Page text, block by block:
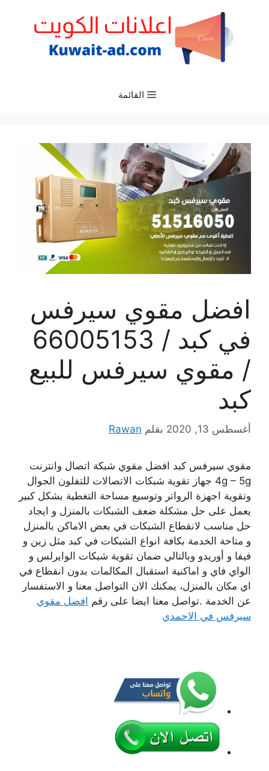
القائمة
افضل مقوي سيرفس
في كبد / 66005153
/ مقوي سيرفس للبيع
كبد
أغسطس 13, 2020 بقلم Rawan
مقوي سيرفس كبد افضل مقوي شبكة اتصال وانترنت
4g – 5g جهاز تقوية شبكات الاتصالات للتفلون الجوال
وتقوية اجهزة الرواتر وتوسيع مساحة التغطية بشكل كبير
يعمل على حل مشكلة ضعف الشبكات بالمنزل و ايجاد
حل مناسب لانقطاع الشبكات في بعض الاماكن بالمنزل
و متاحة الخدمة بكافة انواع الشبكات في كبد مثل زين و
فيفا و أوريدو وبالتالي ضمان تقوية شبكات الوايرلس و
الواي فاي و اماكنية استقبال المكالمات بدون انقطاع في
اي مكان بالمنزل، يمكنك الان التواصل معنا و الاستفسار
عن الخدمة .تواصل معنا ايضا على رقم افضل مقوي
سيرفس في الاحمدي